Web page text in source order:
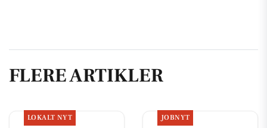
FLERE ARTIKLER
LOKALT NYT JOBNYT